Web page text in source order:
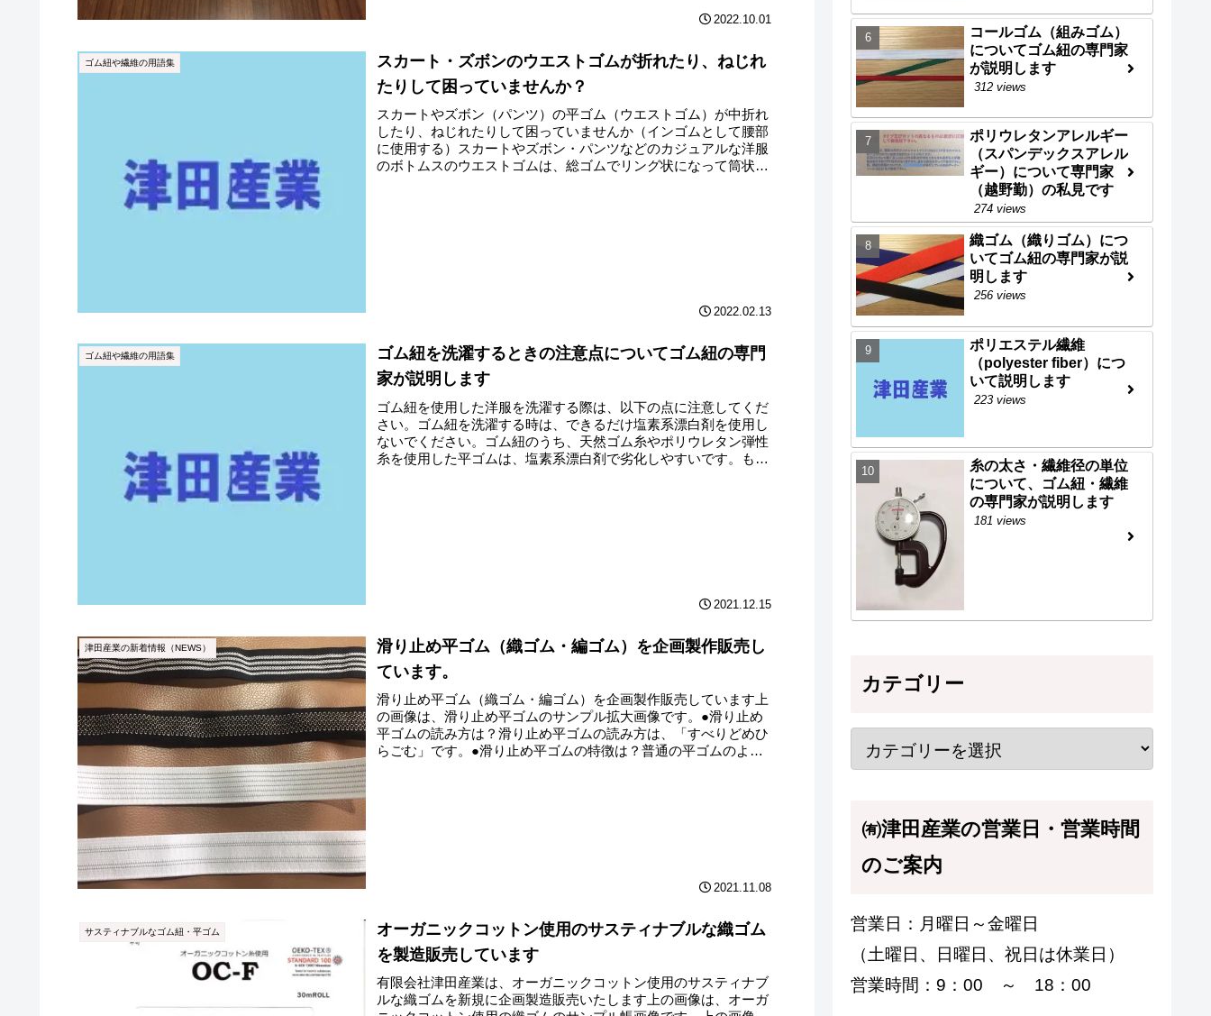
2022.10.01
ゴム紐や繊維の用語集
スカート・ズボンのウエストゴムが折れたり、ねじれ
たりして困っていませんか？
スカートやズボン（パンツ）の平ゴム（ウエストゴム）が中折れ
したり、ねじれたりして困っていませんか（インゴムとして腰部
に使用する）スカートやズボン・パンツなどのカジュアルな洋服
のボトムスのウエストゴムは、総ゴムでリング状になって筒状の
2022.02.13
ゴム紐や繊維の用語集
ゴム紐を洗濯するときの注意点についてゴム紐の専門
家が説明します
ゴム紐を使用した洋服を洗濯する際は、以下の点に注意してくだ
さい。ゴム紐を洗濯する時は、できるだけ塩素系漂白剤を使用し
ないでください。ゴム紐のうち、天然ゴム糸やポリウレタン弾性
糸を使用した平ゴムは、塩素系漂白剤で劣化しやすいです。も
2021.12.15
津田産業の新着情報（NEWS）
滑り止め平ゴム（織ゴム・編ゴム）を企画製作販売し
ています。
滑り止め平ゴム（織ゴム・編ゴム）を企画製作販売しています上
の画像は、滑り止め平ゴムのサンプル拡大画像です。●滑り止め
平ゴムの読み方は？滑り止め平ゴムの読み方は、「すべりどめひ
らごむ」です。●滑り止め平ゴムの特徴は？普通の平ゴムのよう
2021.11.08
サスティナブルなゴム紐・平ゴム
オーガニックコットン使用のサスティナブルな織ゴム
を製造販売しています
有限会社津田産業は、オーガニックコットン使用のサスティナブ
ルな織ゴムを新規に企画製造販売いたします上の画像は、オーガ
コールゴム（組みゴム）
についてゴム紐の専門家
が説明します
312 views
ポリウレタンアレルギー
（スパンデックスアレル
ギー）について専門家
（越野勤）の私見です
274 views
織ゴム（織りゴム）につ
いてゴム紐の専門家が説
明します
256 views
ポリエステル繊維
（polyester fiber）につ
いて説明します
223 views
糸の太さ・繊維径の単位
について、ゴム紐・繊維
の専門家が説明します
181 views
カテゴリー
㈲津田産業の営業日・営業時間
のご案内
営業日：月曜日～金曜日
（土曜日、日曜日、祝日は休業日）
営業時間：9：00 ～ 18：00